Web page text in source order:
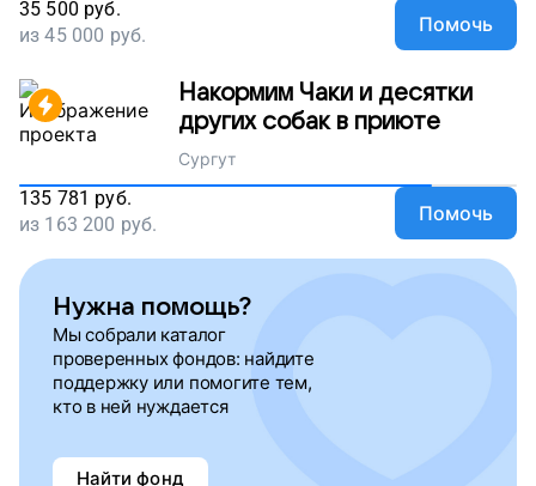
35 500 руб.
из45 000 руб. Помочь
Накормим Чаки и десятки
других собак в приюте
Сургут
135 781 руб.
из 163 200 руб. Помочь
Нужна помощь?
Мы собрали каталог
проверенных фондов: найдите
поддержку или помогите тем,
кто в ней нуждается
Найти фонд